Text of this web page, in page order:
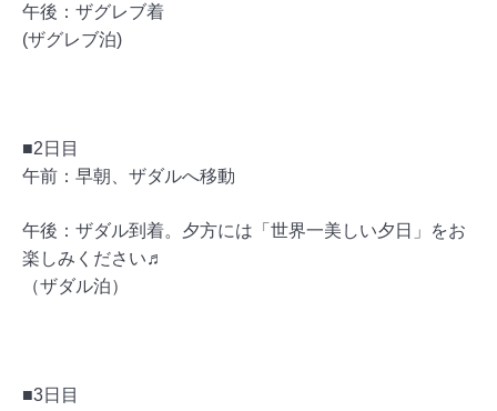
午後：ザグレブ着
(ザグレブ泊)
■2日目
午前：早朝、ザダルへ移動
午後：ザダル到着。夕方には「世界一美しい夕日」をお
楽しみください♬
（ザダル泊）
■3日目